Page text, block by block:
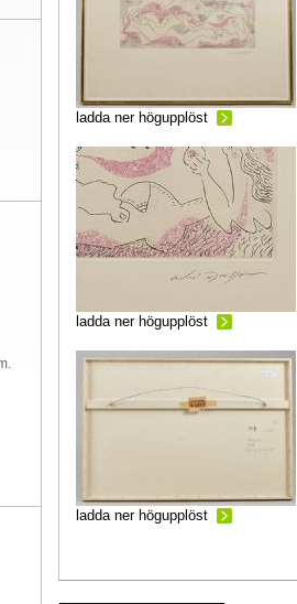
ladda ner högupplöst
ladda ner högupplöst
ladda ner högupplöst